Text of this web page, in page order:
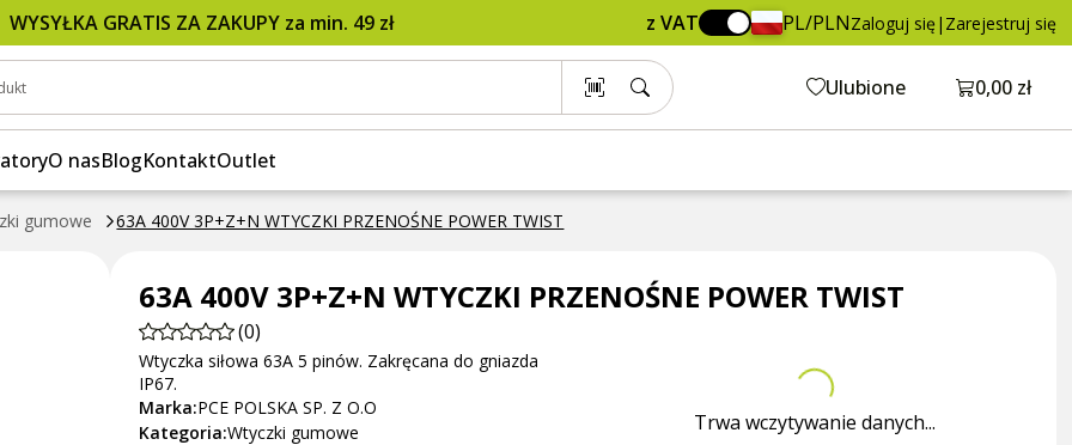
WYSYŁKA GRATIS ZA ZAKUPY za min. 49 zł z VAT PL/PLNZaloguj się | Zarejestruj się
Ulubione Otwórz
0,00 zł
O nasBlogKontaktOutlet
gumowe 63A 400V 3P+Z+N WTYCZKI PRZENOŚNE POWER TWIST
WTYCZKI PRZENOŚNE POWER TWIST brutto / szt. Dodaj do koszyka
63A 400V 3P+Z+N WTYCZKI PRZENOŚNE POWER TWIST
(0)
Wtyczka siłowa 63A 5 pinów. Zakręcana do gniazda
IP67.
Marka:PCE POLSKA SP. Z O.O
Kategoria:Wtyczki gumowe
Trwa wczytywanie danych...